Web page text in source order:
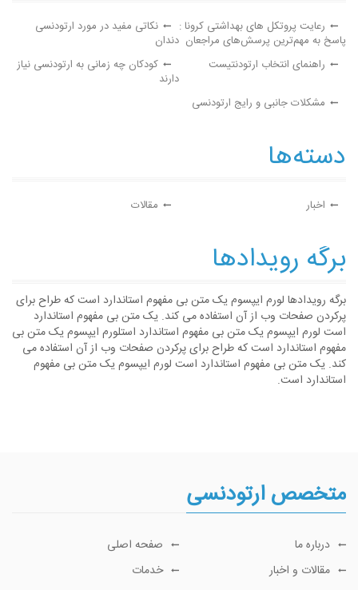
رعایت پروتکل های بهداشتی کرونا :
پاسخ به مهم‌ترین پرسش‌های مراجعان
نکاتی مفید در مورد ارتودنسی
دندان
راهنمای انتخاب ارتودنتیست
کودکان چه زمانی به ارتودنسی نیاز
دارند
مشکلات جانبی و رایج ارتودنسی
دسته‌ها
اخبار مقالات
برگه رویدادها
برگه رویدادها لورم ایپسوم یک متن بی مفهوم استاندارد است که طراح برای
پرکردن صفحات وب از آن استفاده می کند. یک متن بی مفهوم استاندارد
است لورم ایپسوم یک متن بی مفهوم استاندارد استلورم ایپسوم یک متن بی
مفهوم استاندارد است که طراح برای پرکردن صفحات وب از آن استفاده می
کند. یک متن بی مفهوم استاندارد است لورم ایپسوم یک متن بی مفهوم
استاندارد است.
متخصص ارتودنسی
صفحه اصلی
درباره ما
خدمات
مقالات و اخبار